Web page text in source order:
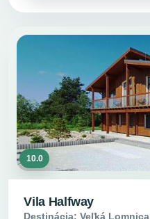
10.0
Vila Halfway
Destinácia: Veľká Lomnica